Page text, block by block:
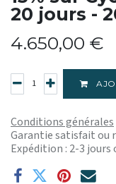
20 jours -
4.650,00 €
Conditions générales
Garantie satisfait ou
Expédition : 2-3 jours